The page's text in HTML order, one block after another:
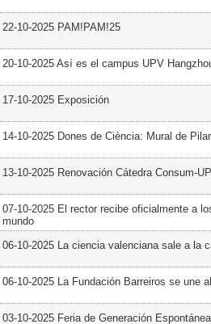
22-10-2025 PAM!PAM!25
20-10-2025 Así es el campus UPV
17-10-2025 Exposición
14-10-2025 Dones de Ciència: Mural de
13-10-2025 Renovación Cátedra Consum-
07-10-2025 El rector recibe oficialmente a
mundo
06-10-2025 La ciencia valenciana sale a la
06-10-2025 La Fundación Barreiros se une
03-10-2025 Feria de Generación Espontánea